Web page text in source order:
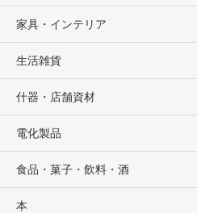
家具・インテリア
生活雑貨
什器・店舗資材
電化製品
食品・菓子・飲料・酒
本